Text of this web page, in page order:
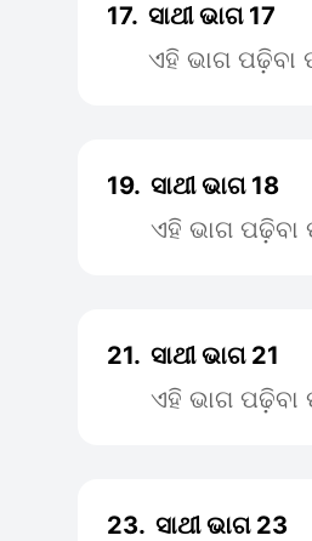
17. ସାଥୀ ଭାଗ 17
ଏହି ଭାଗ
19. ସାଥୀ ଭାଗ 18
ଏହି ଭାଗ
21. ସାଥୀ ଭାଗ 21
ଏହି ଭାଗ
23. ସାଥୀ ଭାଗ 23